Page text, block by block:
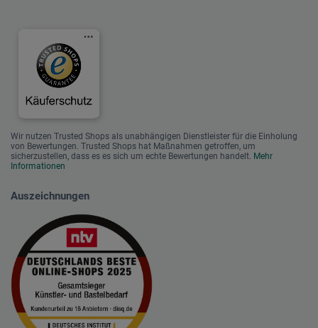
Wir nutzen Trusted Shops als unabhängigen Dienstleister für die Einholung
von Bewertungen. Trusted Shops hat Maßnahmen getroffen, um
sicherzustellen, dass es es sich um echte Bewertungen handelt. Mehr
Informationen
Auszeichnungen